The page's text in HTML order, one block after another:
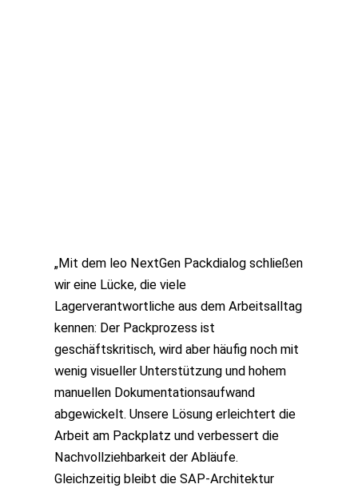
„Mit dem leo NextGen Packdialog schließen
wir eine Lücke, die viele
Lagerverantwortliche aus dem Arbeitsalltag
kennen: Der Packprozess ist
geschäftskritisch, wird aber häufig noch mit
wenig visueller Unterstützung und hohem
manuellen Dokumentationsaufwand
abgewickelt. Unsere Lösung erleichtert die
Arbeit am Packplatz und verbessert die
Nachvollziehbarkeit der Abläufe.
Gleichzeitig bleibt die SAP-Architektur